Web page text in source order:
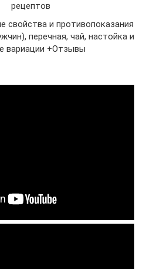
рецептов
свойства и противопоказания
перечная, чай, настойка и
вариации +Отзывы